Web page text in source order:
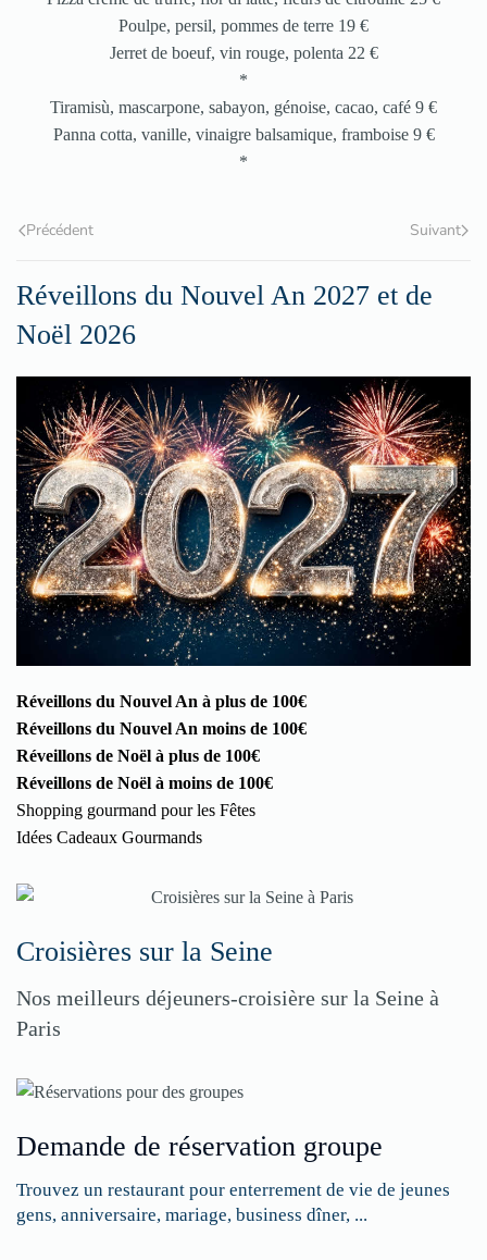
Poulpe, persil, pommes de terre 19 €
Jerret de boeuf, vin rouge, polenta 22 €
*
Tiramisù, mascarpone, sabayon, génoise, cacao, café 9 €
Panna cotta, vanille, vinaigre balsamique, framboise 9 €
*
Précédent Suivant
Réveillons du Nouvel An 2027 et de
Noël 2026
Réveillons du Nouvel An à plus de 100€
Réveillons du Nouvel An moins de 100€
Réveillons de Noël à plus de 100€
Réveillons de Noël à moins de 100€
Shopping gourmand pour les Fêtes
Idées Cadeaux Gourmands
Croisières sur la Seine
Nos meilleurs déjeuners-croisière sur la Seine à
Paris
Demande de réservation groupe
Trouvez un restaurant pour enterrement de vie de jeunes
gens, anniversaire, mariage, business dîner, ...